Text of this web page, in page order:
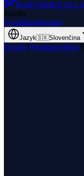
BABYSMILK AI
Značka
O násBlogKontakt
Jazyk🇸🇰Slovenčina
Domov/Premium mlieka/